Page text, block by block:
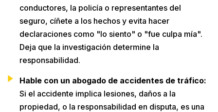
conductores, la policía o representantes del
seguro, cíñete a los hechos y evita hacer
declaraciones como "lo siento" o "fue culpa mía".
Deja que la investigación determine la
responsabilidad.
Hable con un abogado de accidentes de tráfico:
Si el accidente implica lesiones, daños a la
propiedad, o la responsabilidad en disputa, es una